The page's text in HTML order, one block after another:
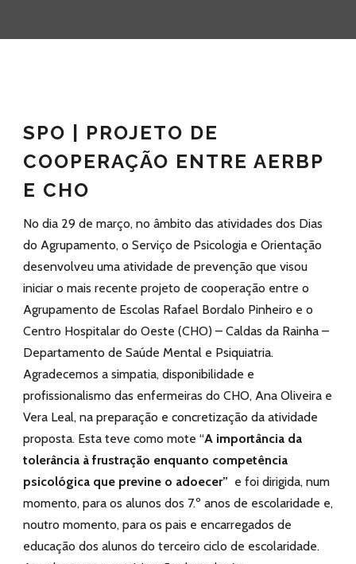
SPO | PROJETO DE
COOPERAÇÃO ENTRE AERBP
E CHO
No dia 29 de março, no âmbito das atividades dos Dias
do Agrupamento, o Serviço de Psicologia e Orientação
desenvolveu uma atividade de prevenção que visou
iniciar o mais recente projeto de cooperação entre o
Agrupamento de Escolas Rafael Bordalo Pinheiro e o
Centro Hospitalar do Oeste (CHO) – Caldas da Rainha –
Departamento de Saúde Mental e Psiquiatria.
Agradecemos a simpatia, disponibilidade e
profissionalismo das enfermeiras do CHO, Ana Oliveira e
Vera Leal, na preparação e concretização da atividade
proposta. Esta teve como mote “A importância da
tolerância à frustração enquanto competência
psicológica que previne o adoecer” e foi dirigida, num
momento, para os alunos dos 7.º anos de escolaridade e,
noutro momento, para os pais e encarregados de
educação dos alunos do terceiro ciclo de escolaridade.